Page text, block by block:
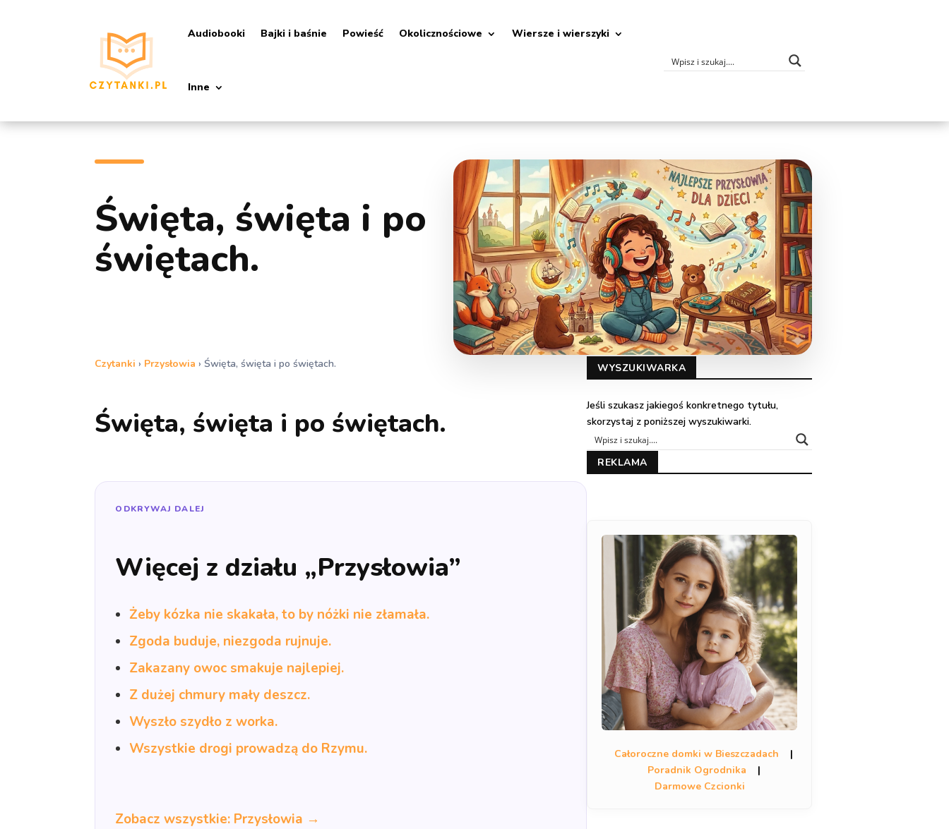
Audiobooki Bajki i baśnie Powieść Okolicznościowe Wiersze i wierszyki
Inne
Święta, święta i po
świętach.
Czytanki › Przysłowia ›Święta, święta i po świętach.
Święta, święta i po świętach.
ODKRYWAJ DALEJ
Więcej z działu „Przysłowia”
Żeby kózka nie skakała, to by nóżki nie złamała.
Zgoda buduje, niezgoda rujnuje.
Zakazany owoc smakuje najlepiej.
Z dużej chmury mały deszcz.
Wyszło szydło z worka.
Wszystkie drogi prowadzą do Rzymu.
Zobacz wszystkie: Przysłowia →
WYSZUKIWARKA
Jeśli szukasz jakiegoś konkretnego tytułu,
skorzystaj z poniższej wyszukiwarki.
REKLAMA
Całoroczne domki w Bieszczadach
|
Poradnik Ogrodnika
|
Darmowe Czcionki